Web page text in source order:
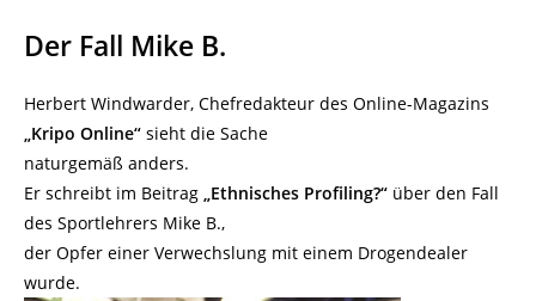
Der Fall Mike B.
Herbert Windwarder, Chefredakteur des Online-Magazins
„Kripo Online“ sieht die Sache
naturgemäß anders.
Er schreibt im Beitrag „Ethnisches Profiling?“ über den Fall
des Sportlehrers Mike B.,
der Opfer einer Verwechslung mit einem Drogendealer
wurde.